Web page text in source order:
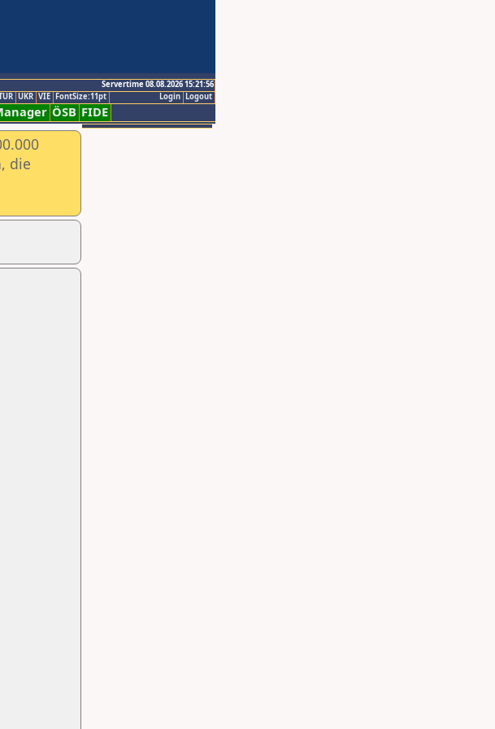
Servertime 08.08.2026 15:21:56
Logout
Login
UKR VIE FontSize:11pt
ÖSB FIDE
die